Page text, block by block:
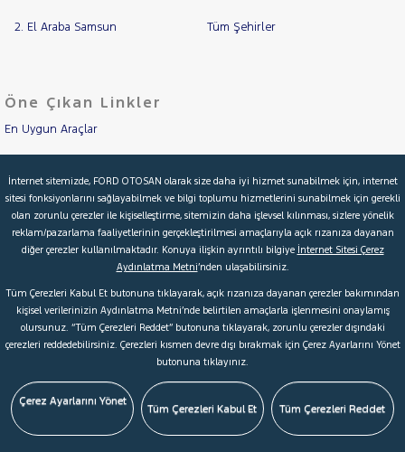
SKODA
SSANGYONG
SUBARU
TESLA
TRAKTÖR
2. El Araba Samsun Tüm Şehirler
Öne Çıkan Linkler
En Uygun Araçlar
İkinci El Garanti
Kampanyalar
Kredi Hesaplama & Başvuru
© 2026 Ford Türkiye Ford Kurumsal Hakkımızda
Şartlar & Kişisel Verilerin Korunması S.S.S.
Çerez Tercihleri
İnternet sitemizde, FORD OTOSAN olarak size daha iyi hizmet sunabilmek için, internet
sitesi fonksiyonlarını sağlayabilmek ve bilgi toplumu hizmetlerini sunabilmek için gerekli
olan zorunlu çerezler ile kişiselleştirme, sitemizin daha işlevsel kılınması, sizlere yönelik
reklam/pazarlama faaliyetlerinin gerçekleştirilmesi amaçlarıyla açık rızanıza dayanan
diğer çerezler kullanılmaktadır. Konuya ilişkin ayrıntılı bilgiye İnternet Sitesi Çerez
Aydınlatma Metni’nden ulaşabilirsiniz.
Tüm Çerezleri Kabul Et butonuna tıklayarak, açık rızanıza dayanan çerezler bakımından
kişisel verilerinizin Aydınlatma Metni’nde belirtilen amaçlarla işlenmesini onaylamış
olursunuz. “Tüm Çerezleri Reddet” butonuna tıklayarak, zorunlu çerezler dışındaki
çerezleri reddedebilirsiniz. Çerezleri kısmen devre dışı bırakmak için Çerez Ayarlarını Yönet
butonuna tıklayınız.
Çerez Ayarlarını Yönet
Tüm Çerezleri Kabul Et Tüm Çerezleri Reddet